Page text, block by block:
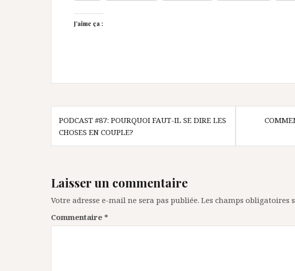
J’aime ça :
Navigation
de
l’article
PODCAST #87: POURQUOI FAUT-IL SE DIRE LES
CHOSES EN COUPLE?
Laisser un commentaire
Votre adresse e-mail ne sera pas publiée. Les champs obligatoires
Commentaire *